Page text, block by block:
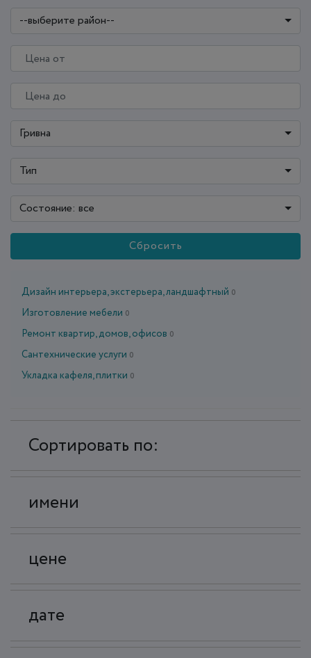
--выберите район--
Гривна
Тип
Состояние: все
Сбросить
Дизайн интерьера, экстерьера, ландшафтный 0
Изготовление мебели 0
Ремонт квартир, домов, офисов 0
Сантехнические услуги 0
Укладка кафеля, плитки 0
Сортировать по:
имени
цене
дате